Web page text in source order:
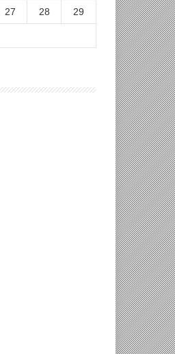
27 28 29